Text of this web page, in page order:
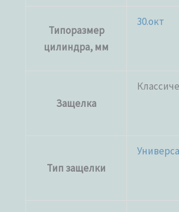
Типоразмер
цилиндра, мм
30.окт
Защелка
Тип защелки